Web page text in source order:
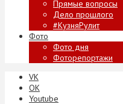
Прямые вопросы
Дело прошлого
#КузняРулит
Фото
Фото дня
Фоторепортажи
VK
ОК
Youtube